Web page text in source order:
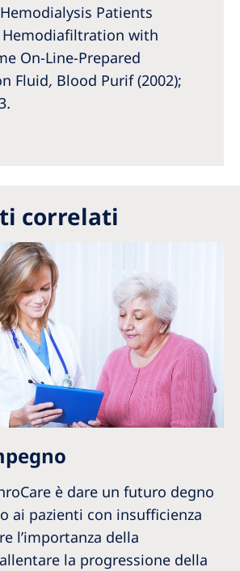
Patients
Hemodiafiltration with
On-Line-Prepared
Fluid, Blood Purif (2002);
.
correlati
è dare un futuro degno
ai pazienti con insufficienza
l’importanza della
la progressione della